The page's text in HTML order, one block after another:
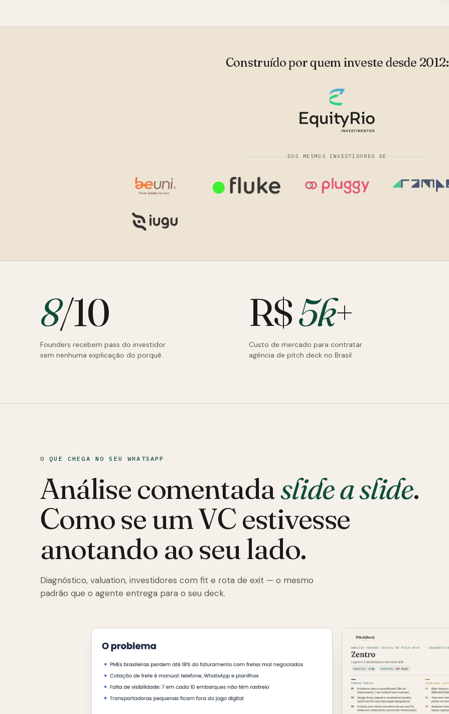
Construído por quem investe desde 2012:
DOS MESMOS INVESTIDORES DE
8/10
Founders recebem pass do investidor
sem nenhuma explicação do porquê.
R$5k+
Custo de mercado para contratar
agência de pitch deck no Brasil.
O QUE CHEGA NO SEU WHATSAPP
Análise comentadaslide a slide.
Como se um VC estivesse
anotando ao seu lado.
Diagnóstico, valuation, investidores com fit e rota de exit — o mesmo
padrão que o agente entrega para o seu deck.